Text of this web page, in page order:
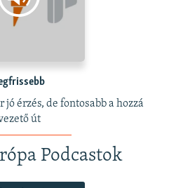
érzés, de fontosabb a hozzá
út
Podcastok